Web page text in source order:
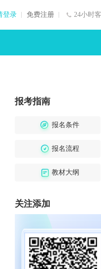
24小时
登录 免费注册
报考指南
报名条件
报名流程
教材大纲
关注添加